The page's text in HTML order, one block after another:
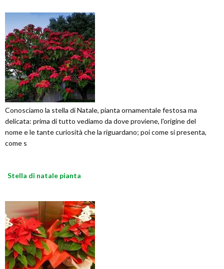
Conosciamo la stella di Natale, pianta ornamentale festosa ma
delicata: prima di tutto vediamo da dove proviene, l'origine del
nome e le tante curiosità che la riguardano; poi come si presenta,
come s
Stella di natale pianta